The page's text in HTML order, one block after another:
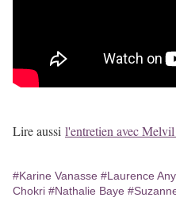
Lire aussi l'entretien avec
#Karine Vanasse #Laurence
Chokri #Nathalie Baye